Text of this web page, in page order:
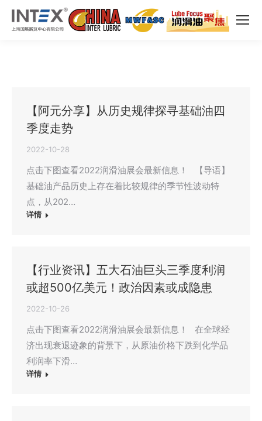
【阿元分享】从历史规律探寻基础油四
季度走势
2022-10-28
点击下图查看2022润滑油展会最新信息！ 【导语】
基础油产品历史上存在着比较规律的季节性波动特
点，从202…
详情
【行业资讯】五大石油巨头三季度利润
或超500亿美元！政治因素或成隐患
2022-10-26
点击下图查看2022润滑油展会最新信息！ 在全球经
济出现衰退迹象的背景下，从原油价格下跌到化学品
利润率下滑…
详情